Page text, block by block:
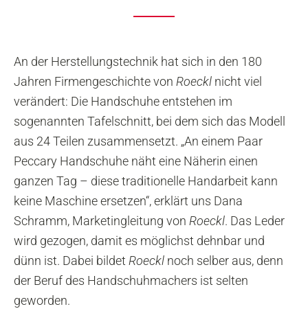
An der Herstellungstechnik hat sich in den 180
Jahren Firmengeschichte von Roeckl nicht viel
verändert: Die Handschuhe entstehen im
sogenannten Tafelschnitt, bei dem sich das Modell
aus 24 Teilen zusammensetzt. „An einem Paar
Peccary Handschuhe näht eine Näherin einen
ganzen Tag – diese traditionelle Handarbeit kann
keine Maschine ersetzen“, erklärt uns Dana
Schramm, Marketingleitung von Roeckl. Das Leder
wird gezogen, damit es möglichst dehnbar und
dünn ist. Dabei bildet Roeckl noch selber aus, denn
der Beruf des Handschuhmachers ist selten
geworden.